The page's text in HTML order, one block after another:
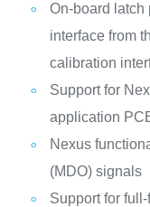
On-board latch
interface from
calibration
Support for
application
Nexus
(MDO) signals
Support for